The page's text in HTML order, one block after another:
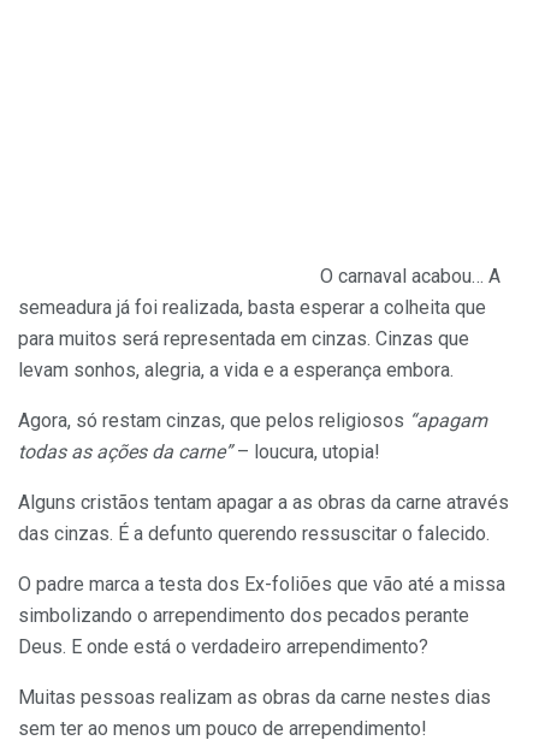
O carnaval acabou… A
semeadura já foi realizada, basta esperar a colheita que
para muitos será representada em cinzas. Cinzas que
levam sonhos, alegria, a vida e a esperança embora.
Agora, só restam cinzas, que pelos religiosos “apagam
todas as ações da carne”– loucura, utopia!
Alguns cristãos tentam apagar a as obras da carne através
das cinzas. É a defunto querendo ressuscitar o falecido.
O padre marca a testa dos Ex-foliões que vão até a missa
simbolizando o arrependimento dos pecados perante
Deus. E onde está o verdadeiro arrependimento?
Muitas pessoas realizam as obras da carne nestes dias
sem ter ao menos um pouco de arrependimento!